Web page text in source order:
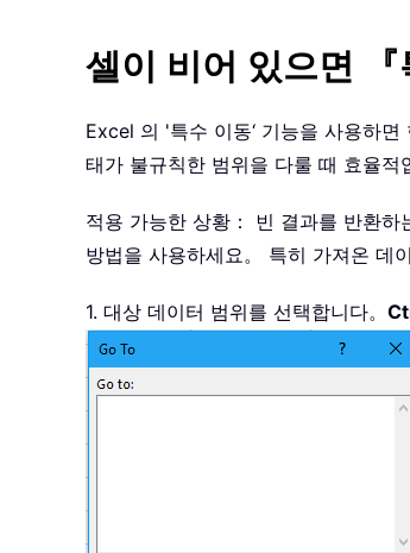
셀이 비어 있으면
Excel 의 '특수 이동‘ 기능을 사용하
태가 불규칙한 범위을 다룰 때 효율적
적용 가능한 상황： 빈 결과를 반환
방법을 사용하세요。 특히 가져온 데
1. 대상 데이터 범위를 선택합니다。